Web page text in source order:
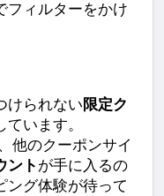
フィルターをかけ
けられない 限定ク
います。
他のクーポンサイ
ント が手に入るの
ング体験が待って